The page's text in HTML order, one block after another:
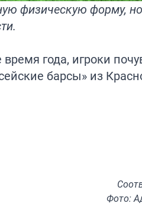
физическую форму, но
года, игроки
барсы» из
Фото: